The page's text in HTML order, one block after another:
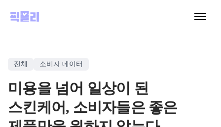
전체 소비자 데이터
미용을 넘어 일상이 된
스킨케어, 소비자들은 좋은